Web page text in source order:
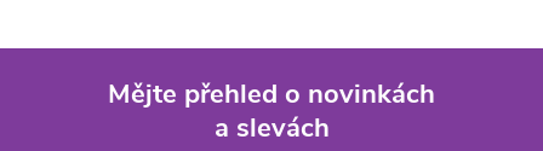
Mějte přehled o novinkách
a slevách